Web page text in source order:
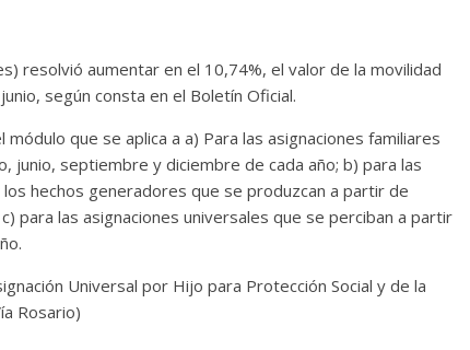
resolvió aumentar en el 10,74%, el valor de la movilidad
según consta en el Boletín Oficial.
que se aplica a a) Para las asignaciones familiares
junio, septiembre y diciembre de cada año; b) para las
hechos generadores que se produzcan a partir de
para las asignaciones universales que se perciban a partir
Universal por Hijo para Protección Social y de la
Rosario)